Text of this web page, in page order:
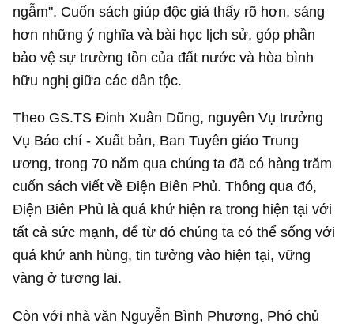
ngẫm". Cuốn sách giúp độc giả thấy rõ hơn, sáng
hơn những ý nghĩa và bài học lịch sử, góp phần
bảo vệ sự trường tồn của đất nước và hòa bình
hữu nghị giữa các dân tộc.
Theo GS.TS Đinh Xuân Dũng, nguyên Vụ trưởng
Vụ Báo chí - Xuất bản, Ban Tuyên giáo Trung
ương, trong 70 năm qua chúng ta đã có hàng trăm
cuốn sách viết về Điện Biên Phủ. Thông qua đó,
Điện Biên Phủ là quá khứ hiện ra trong hiện tại với
tất cả sức mạnh, để từ đó chúng ta có thể sống với
quá khứ anh hùng, tin tưởng vào hiện tại, vững
vàng ở tương lai.
Còn với nhà văn Nguyễn Bình Phương, Phó chủ